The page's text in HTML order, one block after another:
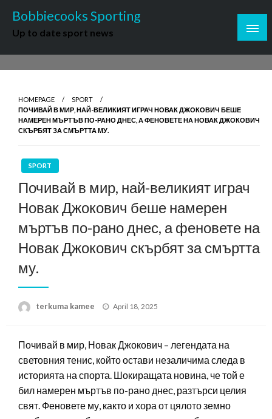
content
Bobbiecooks Sporting
Up to date sport news
HOMEPAGE
SPORT
ПОЧИВАЙ В МИР, НАЙ-ВЕЛИКИЯТ ИГРАЧ НОВАК ДЖОКОВИЧ БЕШЕ
НАМЕРЕН МЪРТЪВ ПО-РАНО ДНЕС, А ФЕНОВЕТЕ НА НОВАК ДЖОКОВИЧ
СКЪРБЯТ ЗА СМЪРТТА МУ.
SPORT
Почивай в мир, най-великият играч
Новак Джокович беше намерен
мъртъв по-рано днес, а феновете на
Новак Джокович скърбят за смъртта
му.
terkuma kamee
Posted
April 18, 2025
Почивай в мир, Новак Джокович – легендата на
световния тенис, който остави незаличима следа в
историята на спорта. Шокиращата новина, че той е
бил намерен мъртъв по-рано днес, разтърси целия
свят. Феновете му, както и хора от цялото земно